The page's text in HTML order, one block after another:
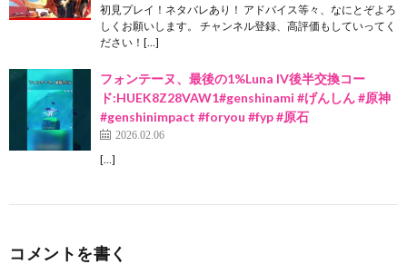
初見プレイ！ネタバレあり！ アドバイス等々、なにとぞよろ
しくお願いします。 チャンネル登録、高評価もしていってく
ださい！[…]
フォンテーヌ、最後の1%Luna IV後半交換コー
ド:HUEK8Z28VAW1#genshinami #げんしん #原神
#genshinimpact #foryou #fyp #原石
2026.02.06
[…]
コメントを書く